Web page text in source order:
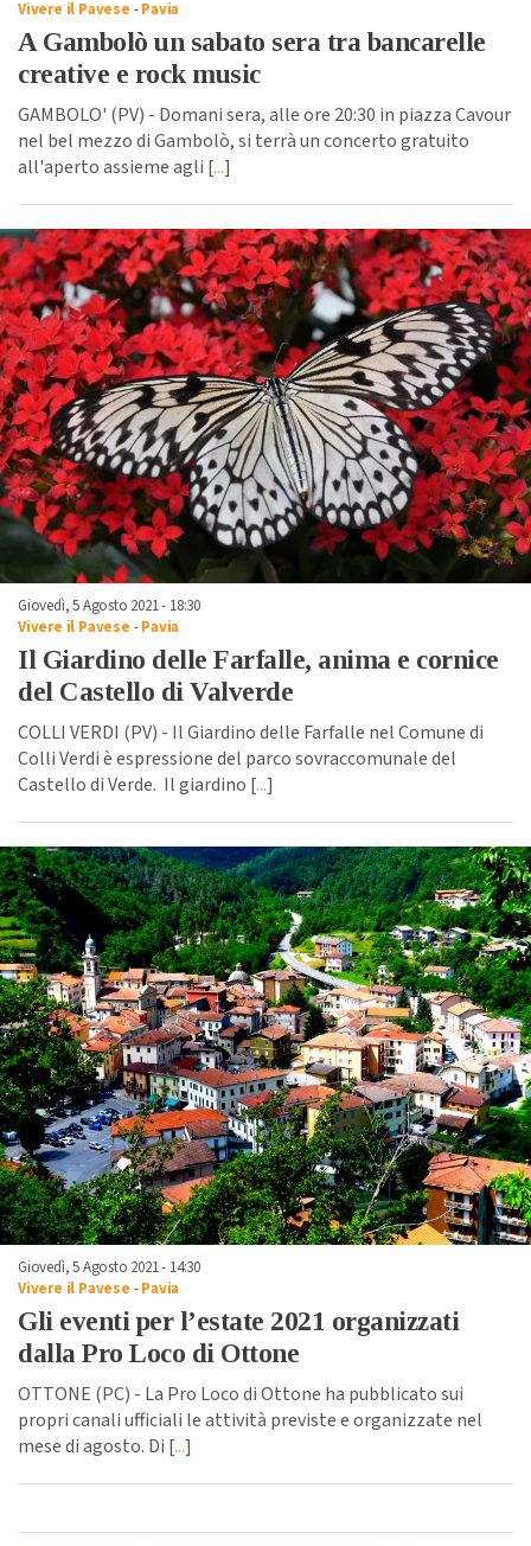
Vivere il Pavese -Pavia
A Gambolò un sabato sera tra bancarelle
creative e rock music
GAMBOLO' (PV) - Domani sera, alle ore 20:30 in piazza Cavour
nel bel mezzo di Gambolò, si terrà un concerto gratuito
all'aperto assieme agli [...]
Giovedì, 5 Agosto 2021 - 18:30
Vivere il Pavese -Pavia
Il Giardino delle Farfalle, anima e cornice
del Castello di Valverde
COLLI VERDI (PV) - Il Giardino delle Farfalle nel Comune di
Colli Verdi è espressione del parco sovraccomunale del
Castello di Verde. Il giardino [...]
Giovedì, 5 Agosto 2021 - 14:30
Vivere il Pavese -Pavia
Gli eventi per l’estate 2021 organizzati
dalla Pro Loco di Ottone
OTTONE (PC) - La Pro Loco di Ottone ha pubblicato sui
propri canali ufficiali le attività previste e organizzate nel
mese di agosto. Di [...]